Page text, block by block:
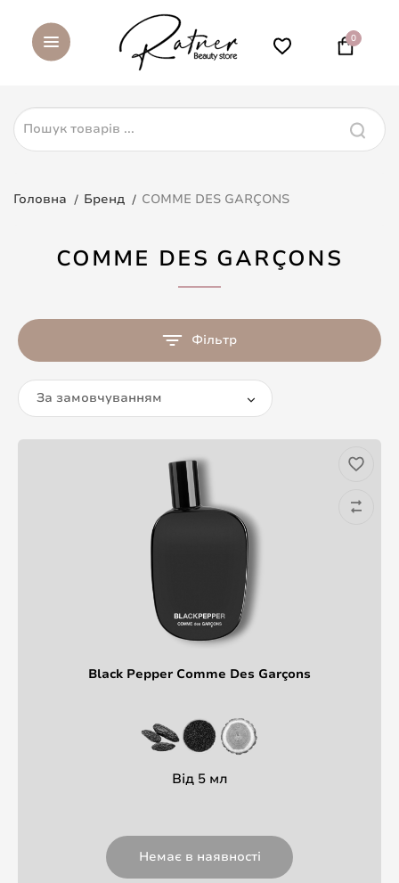
0
Головна Бренд COMME DES GARÇONS
COMME DES GARÇONS
Фільтр
За замовчуванням
Black Pepper Comme Des Garçons
Від 5 мл
Немає в наявності